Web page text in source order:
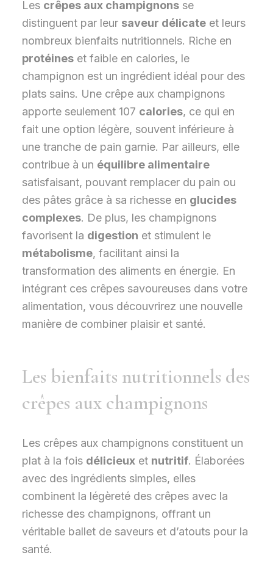
Les crêpes aux champignonsse
distinguent par leur saveur délicateet leurs
nombreux bienfaits nutritionnels. Riche en
protéineset faible en calories, le
champignon est un ingrédient idéal pour des
plats sains. Une crêpe aux champignons
apporte seulement 107 calories, ce qui en
fait une option légère, souvent inférieure à
une tranche de pain garnie. Par ailleurs, elle
contribue à un équilibre alimentaire
satisfaisant, pouvant remplacer du pain ou
des pâtes grâce à sa richesse en glucides
complexes. De plus, les champignons
favorisent la digestion et stimulent le
métabolisme, facilitant ainsi la
transformation des aliments en énergie. En
intégrant ces crêpes savoureuses dans votre
alimentation, vous découvrirez une nouvelle
manière de combiner plaisir et santé.
Les bienfaits nutritionnels des
crêpes aux champignons
Les crêpes aux champignons constituent un
plat à la fois délicieuxet nutritif. Élaborées
avec des ingrédients simples, elles
combinent la légèreté des crêpes avec la
richesse des champignons, offrant un
véritable ballet de saveurs et d’atouts pour la
santé.